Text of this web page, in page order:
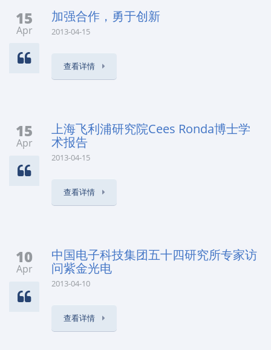
15
Apr
加强合作，勇于创新
2013-04-15
查看详情
15
Apr
上海飞利浦研究院Cees Ronda博士学
术报告
2013-04-15
查看详情
10
Apr
中国电子科技集团五十四研究所专家访
问紫金光电
2013-04-10
查看详情